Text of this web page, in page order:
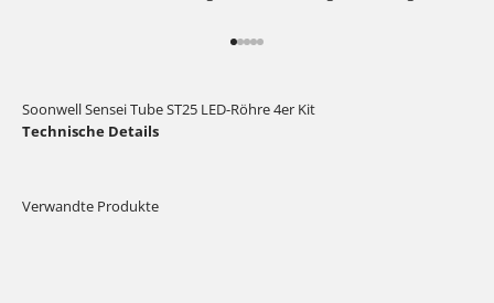
Gehe zu Element 1
Gehe zu Element 2
Gehe zu Element 3
Gehe zu Element 4
Gehe zu Element 5
Soonwell Sensei Tube ST25 LED-Röhre 4er Kit
Technische Details